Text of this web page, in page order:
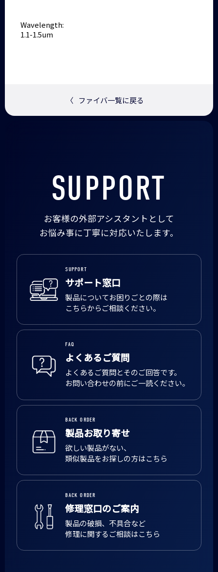
Wavelength:
1.1-1.5um
〈 ファイバ一覧に戻る
SUPPORT
お客様の外部アシスタントとして
お悩み事に丁寧に対応いたします。
SUPPORT
サポート窓口
製品についてお困りごとの際は
こちらからご相談ください。
FAQ
よくあるご質問
よくあるご質問とそのご回答です。
お問い合わせの前にご一読ください。
BACK ORDER
製品お取り寄せ
欲しい製品がない、
類似製品をお探しの方はこちら
BACK ORDER
修理窓口のご案内
製品の破損、不具合など
修理に関するご相談はこちら